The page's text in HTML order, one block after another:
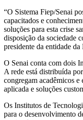
“O Sistema Fiep/Senai
capacitados e
soluções para esta crise
disposição da sociedade
presidente da entidade
O Senai conta com dois
A rede está distribuída
congregam acadêmicos e
aplicada e soluções
Os Institutos de
para o desenvolvimento